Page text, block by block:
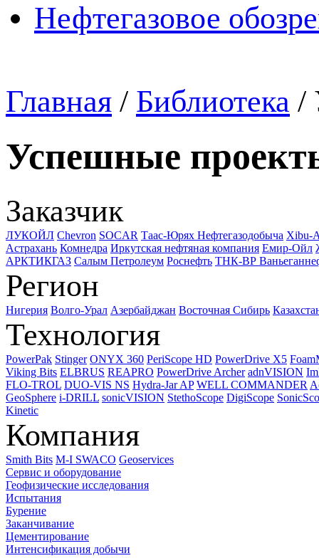
Нефтегазовое
Главная / Библиотека /
Успешные
Заказчик
ЛУКОЙЛ Chevron SOCAR Таас-Юрях Нефтегазодобыча Xibu-
Астрахань Комнедра Иркутская нефтяная компания Емир-Ойл
АРКТИКГАЗ Салым Петролеум Роснефть ТНК-ВР
Регион
Нигерия Волго-Урал Азербайджан Восточная Сибирь
Технология
PowerPak Stinger ONYX 360 PeriScope HD PowerDrive X5
Viking Bits ELBRUS REAPRO PowerDrive Archer adnVISION
FLO-TROL DUO-VIS NS Hydra-Jar AP WELL COMMANDER
GeoSphere i-DRILL sonicVISION StethoScope DigiScope
Kinetic
Компания
Smith Bits M-I SWACO Geoservices
Сервис и оборудование
Геофизические исследования
Испытания
Бурение
Заканчивание
Цементирование
Интенсификация добычи